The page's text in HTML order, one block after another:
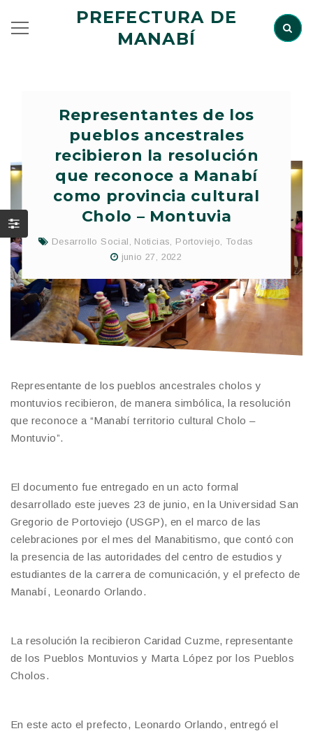
PREFECTURA DE
MANABÍ
Representantes de los
pueblos ancestrales
recibieron la resolución
que reconoce a Manabí
como provincia cultural
Cholo – Montuvia
Desarrollo Social Noticias Portoviejo
Todas
junio 27, 2022
Representante de los pueblos ancestrales cholos y
montuvios recibieron, de manera simbólica, la resolución
que reconoce a “Manabí territorio cultural Cholo –
Montuvio”.
El documento fue entregado en un acto formal
desarrollado este jueves 23 de junio, en la Universidad San
Gregorio de Portoviejo (USGP), en el marco de las
celebraciones por el mes del Manabitismo, que contó con
la presencia de las autoridades del centro de estudios y
estudiantes de la carrera de comunicación, y el prefecto de
Manabí, Leonardo Orlando.
La resolución la recibieron Caridad Cuzme, representante
de los Pueblos Montuvios y Marta López por los Pueblos
Cholos.
En este acto el prefecto, Leonardo Orlando, entregó el